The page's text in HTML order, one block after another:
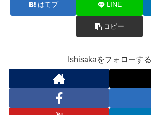
はてブ LINE
コピー
Ishisakaをフォローする